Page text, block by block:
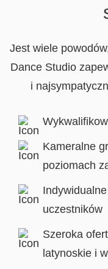
Jest wiele
Dance Studio
i
Kameralne
poziomach
uczestników
Szeroka
latynoskie i